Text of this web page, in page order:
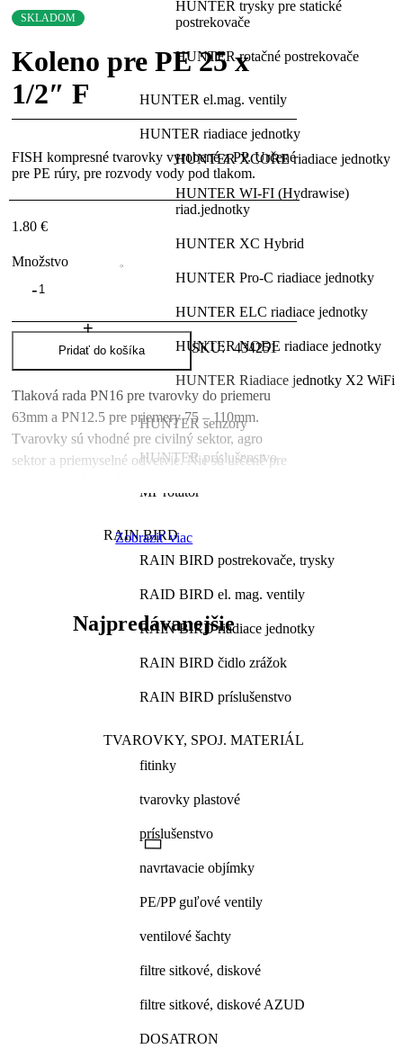
HUNTER trysky pre statické
postrekovače
HUNTER rotačné postrekovače
HUNTER el.mag. ventily
HUNTER riadiace jednotky
HUNTER XCORE riadiace jednotky
HUNTER WI-FI (Hydrawise)
riad.jednotky
HUNTER XC Hybrid
HUNTER Pro-C riadiace jednotky
HUNTER ELC riadiace jednotky
HUNTER NODE riadiace jednotky
HUNTER Riadiace jednotky X2 WiFi
HUNTER senzory
HUNTER príslušenstvo
MP rotátor
RAIN BIRD
RAIN BIRD postrekovače, trysky
RAID BIRD el. mag. ventily
RAIN BIRD riadiace jednotky
RAIN BIRD čidlo zrážok
RAIN BIRD príslušenstvo
TVAROVKY, SPOJ. MATERIÁL
fitinky
tvarovky plastové
príslušenstvo
navrtavacie objímky
PE/PP guľové ventily
ventilové šachty
filtre sitkové, diskové
filtre sitkové, diskové AZUD
DOSATRON
SKLADOM
Koleno pre PE 25 x
1/2″ F
FISH kompresné tvarovky vyrobené z PP. Určené
pre PE rúry, pre rozvody vody pod tlakom.
1.80 €
Množstvo
Koleno
PE
x
1/2"
F
Pridať do košíka SKU: 434251
Tlaková rada PN16 pre tvarovky do priemeru
63mm a PN12.5 pre priemery 75 – 110mm.
Tvarovky sú vhodné pre civilný sektor, agro
sektor a priemyselné odvetvie. Nie sú určené pre
Zobraziť viac
Najpredávanejšie